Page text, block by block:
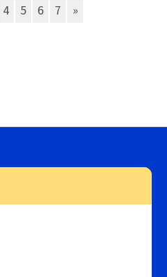
4 5 6 7 »